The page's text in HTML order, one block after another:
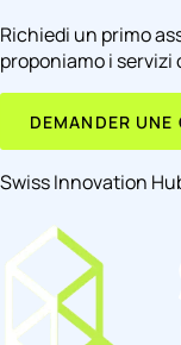
Richiedi un primo
proponiamo i
DEMANDER UNE
Swiss Innovation